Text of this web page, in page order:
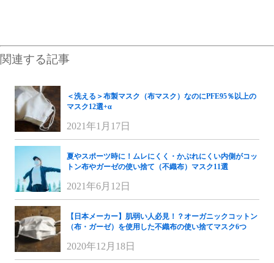
関連する記事
＜洗える＞布製マスク（布マスク）なのにPFE95％以上の
マスク12選+α
2021年1月17日
夏やスポーツ時に！ムレにくく・かぶれにくい内側がコッ
トン布やガーゼの使い捨て（不織布）マスク11選
2021年6月12日
【日本メーカー】肌弱い人必見！？オーガニックコットン
（布・ガーゼ）を使用した不織布の使い捨てマスク6つ
2020年12月18日